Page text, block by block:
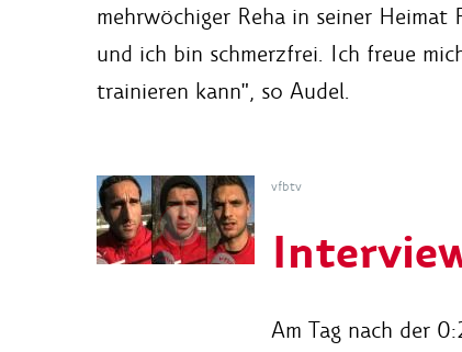
mehrwöchiger Reha in seiner
und ich bin schmerzfrei. Ich freue
trainieren kann", so Audel.
vfbtv
Am Tag nach der